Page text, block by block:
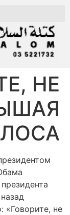
НЕ
«Говорите, не